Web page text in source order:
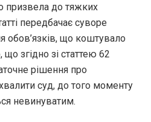
призвела до тяжких
передбачає суворе
обов’язків, що коштувало
згідно зі статтею 62
рішення про
суд, до того моменту
невинуватим.